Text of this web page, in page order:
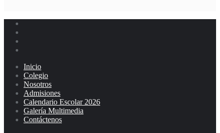
Inicio
Colegio
Nosotros
Admisiones
Calendario Escolar 2026
Galería Multimedia
Contáctenos